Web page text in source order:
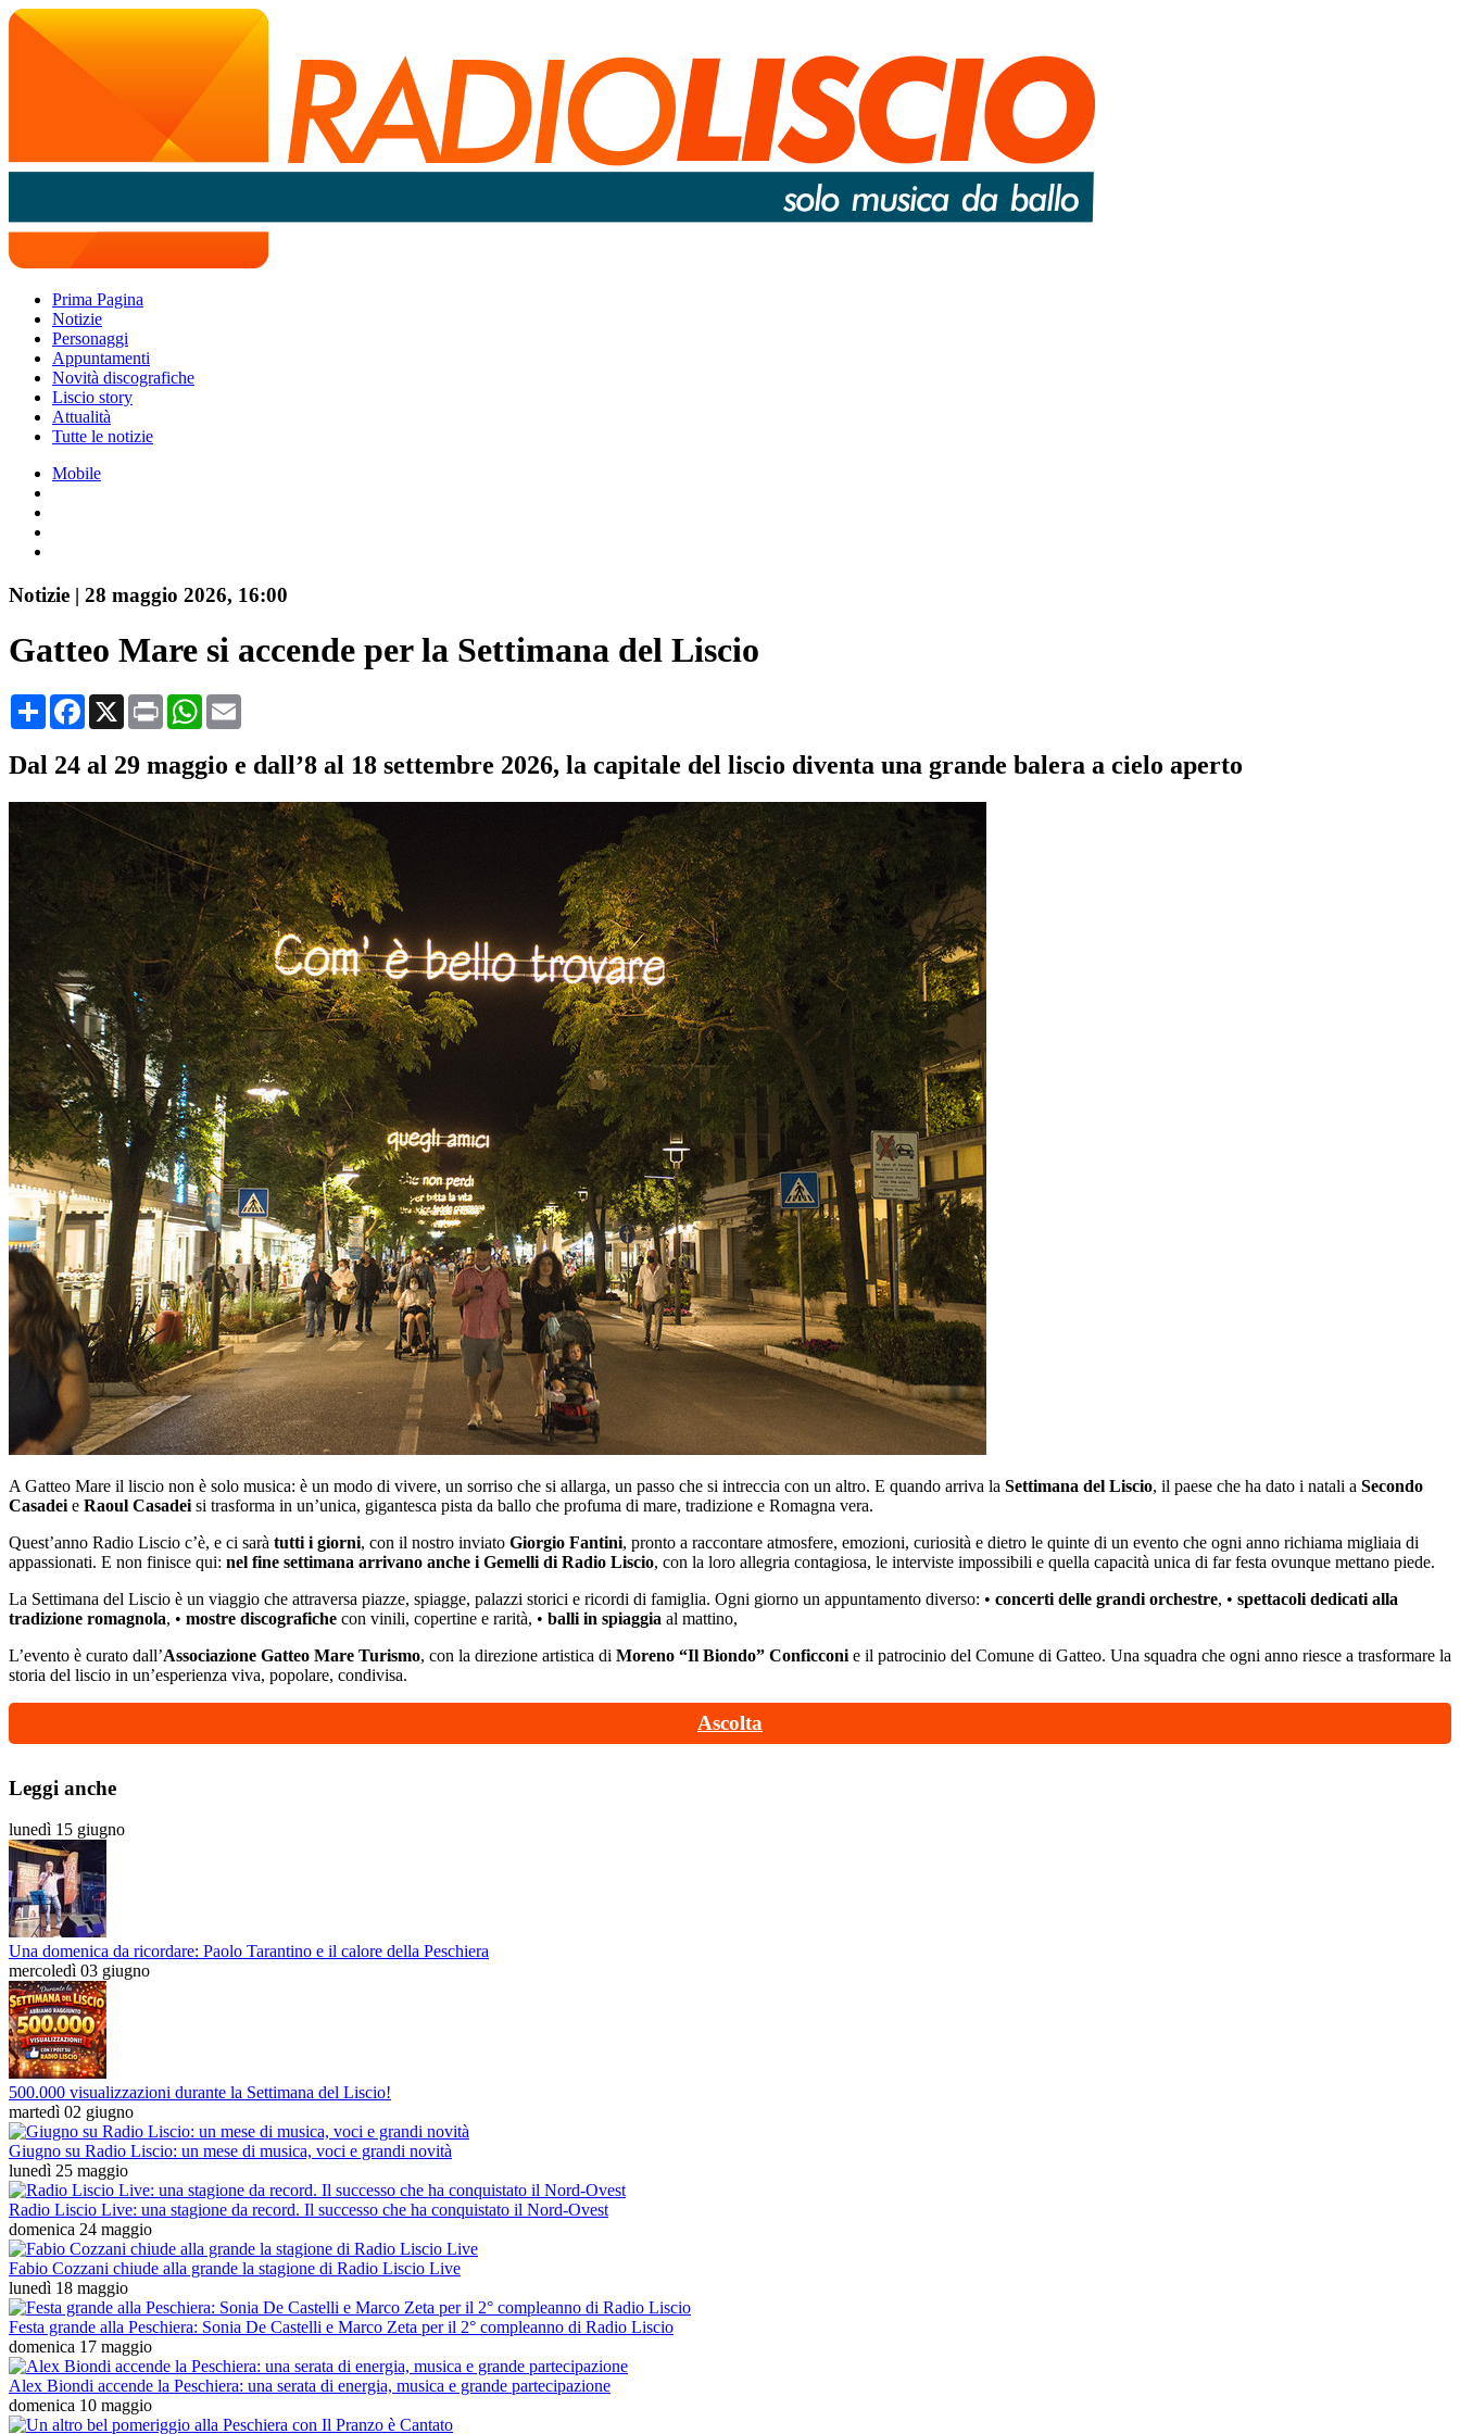
Prima Pagina
Notizie
Personaggi
Appuntamenti
Novità discografiche
Liscio story
Attualità
Tutte le notizie
Mobile
Notizie | 28 maggio 2026, 16:00
Gatteo Mare si accende per la Settimana del Liscio
Share Facebook
X Print WhatsApp
Dal 24 al 29 maggio e dall’8 al 18 settembre 2026, la capitale del liscio diventa una grande balera a cielo aperto
A Gatteo Mare il liscio non è solo musica: è un modo di vivere, un sorriso che si allarga, un passo che si intreccia con un altro. E quando arriva la Settimana del Liscio, il paese che ha dato i natali a Secondo
Casadei e Raoul Casadei si trasforma in un’unica, gigantesca pista da ballo che profuma di mare, tradizione e Romagna vera.
Quest’anno Radio Liscio c’è, e ci sarà tutti i giorni, con il nostro inviato Giorgio Fantini, pronto a raccontare atmosfere, emozioni, curiosità e dietro le quinte di un evento che ogni anno richiama migliaia di
appassionati. E non finisce qui: nel fine settimana arrivano anche i Gemelli di Radio Liscio, con la loro allegria contagiosa, le interviste impossibili e quella capacità unica di far festa ovunque mettano piede.
La Settimana del Liscio è un viaggio che attraversa piazze, spiagge, palazzi storici e ricordi di famiglia. Ogni giorno un appuntamento diverso: • concerti delle grandi orchestre, • spettacoli dedicati alla
tradizione romagnola, • mostre discografiche con vinili, copertine e rarità, • balli in spiaggia al mattino,
L’evento è curato dall’Associazione Gatteo Mare Turismo, con la direzione artistica di Moreno “Il Biondo” Conficconi e il patrocinio del Comune di Gatteo. Una squadra che ogni anno riesce a trasformare la
storia del liscio in un’esperienza viva, popolare, condivisa.
Ascolta
Leggi anche
lunedì 15 giugno
Una domenica da ricordare: Paolo Tarantino e il calore della Peschiera
mercoledì 03 giugno
500.000 visualizzazioni durante la Settimana del Liscio!
martedì 02 giugno
Giugno su Radio Liscio: un mese di musica, voci e grandi novità
lunedì 25 maggio
Radio Liscio Live: una stagione da record. Il successo che ha conquistato il Nord‑Ovest
domenica 24 maggio
Fabio Cozzani chiude alla grande la stagione di Radio Liscio Live
lunedì 18 maggio
Festa grande alla Peschiera: Sonia De Castelli e Marco Zeta per il 2° compleanno di Radio Liscio
domenica 17 maggio
Alex Biondi accende la Peschiera: una serata di energia, musica e grande partecipazione
domenica 10 maggio